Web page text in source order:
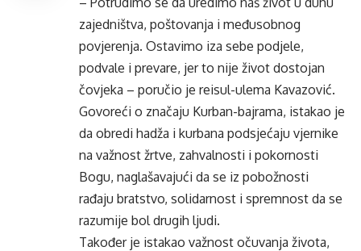
zajedništva, poštovanja i međusobnog
povjerenja. Ostavimo iza sebe podjele,
podvale i prevare, jer to nije život dostojan
čovjeka – poručio je reisul-ulema Kavazović.
Govoreći o značaju Kurban-bajrama, istakao je
da obredi hadža i kurbana podsjećaju vjernike
na važnost žrtve, zahvalnosti i pokornosti
Bogu, naglašavajući da se iz pobožnosti
rađaju bratstvo, solidarnost i spremnost da se
razumije bol drugih ljudi.
Također je istakao važnost očuvanja života,